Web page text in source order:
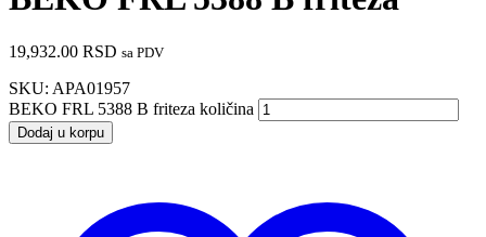
19,932.00 RSD sa PDV
SKU: APA01957
BEKO FRL 5388 B friteza količina
Dodaj u korpu